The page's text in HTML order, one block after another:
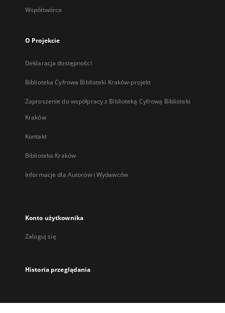
Współtwórca
O Projekcie
Deklaracja dostępności
Biblioteka Cyfrowa Biblioteki Kraków-projekt
Zaproszenie do współpracy z Biblioteką Cyfrową Biblioteki
Kraków
Kontakt
Biblioteka Kraków
Informacje dla Autorów i Wydawców
Konto użytkownika
Zaloguj się
Historia przeglądania